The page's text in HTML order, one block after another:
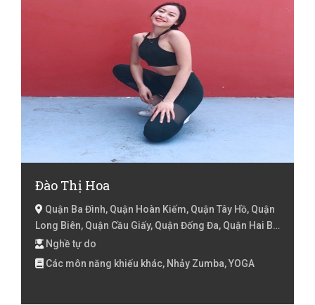
Đào Thị Hoa
Quận Ba Đình, Quận Hoàn Kiếm, Quận Tây Hồ, Quận
Long Biên, Quận Cầu Giấy, Quận Đống Đa, Quận Hai Bà
Trưng, Quận Hoàng Mai, Quận Thanh Xuân, Huyện Gia
Lâm, Huyện Từ Liêm, Huyện Thanh Trì, Hà Nội
Nghề tự do
Các môn năng khiếu khác, Nhảy Zumba, YOGA